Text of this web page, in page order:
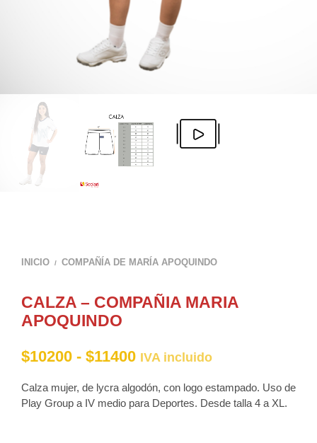
INICIO / COMPAÑÍA DE MARÍA APOQUINDO
CALZA – COMPAÑIA MARIA
APOQUINDO
$10200 - $11400Rango
de
precios:
IVA incluido
Calza mujer, de lycra algodón, con logo estampado. Uso de
Play Group a IV medio para Deportes. Desde talla 4 a XL.